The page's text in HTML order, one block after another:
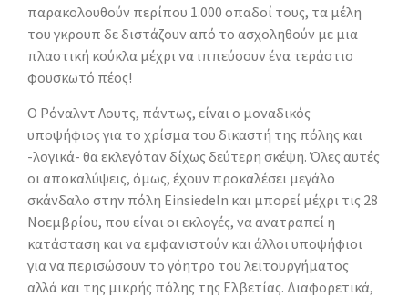
παρακολουθούν περίπου 1.000 οπαδοί τους, τα μέλη
του γκρουπ δε διστάζουν από το ασχοληθούν με μια
πλαστική κούκλα μέχρι να ιππεύσουν ένα τεράστιο
φουσκωτό πέος!
Ο Ρόναλντ Λουτς, πάντως, είναι ο μοναδικός
υποψήφιος για το χρίσμα του δικαστή της πόλης και
-λογικά- θα εκλεγόταν δίχως δεύτερη σκέψη. Όλες αυτές
οι αποκαλύψεις, όμως, έχουν προκαλέσει μεγάλο
σκάνδαλο στην πόλη Einsiedeln και μπορεί μέχρι τις 28
Νοεμβρίου, που είναι οι εκλογές, να ανατραπεί η
κατάσταση και να εμφανιστούν και άλλοι υποψήφιοι
για να περισώσουν το γόητρο του λειτουργήματος
αλλά και της μικρής πόλης της Ελβετίας. Διαφορετικά,